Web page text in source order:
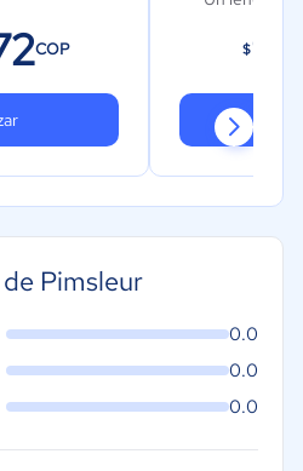
COP $
Pimsleur
0.0
0.0
0.0